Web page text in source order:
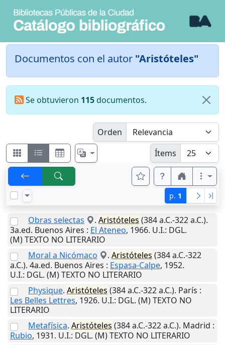
Documentos con el autor "Aristóteles"
Se obtuvieron 115documentos.
Orden
Ítems
p. 1
Obras selectas . Aristóteles (384 a.C.-322 a.C.).
3a.ed. Buenos Aires : El Ateneo, 1966. U.I.: DGL.
(M) TEXTO NO LITERARIO
Moral a Nicómaco
. Aristóteles (384 a.C.-322
a.C.). 4a.ed. Buenos Aires : Espasa-Calpe, 1952.
U.I.: DGL. (M) TEXTO NO LITERARIO
Physique. Aristóteles (384 a.C.-322 a.C.). París :
Les Belles Lettres, 1926. U.I.: DGL. (M) TEXTO NO
LITERARIO
Metafísica. Aristóteles (384 a.C.-322 a.C.). Madrid :
Rubio, 1931. U.I.: DGL. (M) TEXTO NO LITERARIO